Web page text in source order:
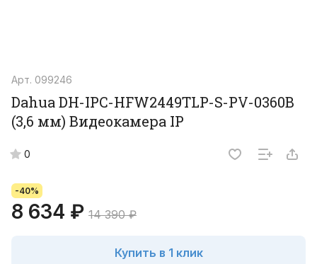
Арт. 099246
Dahua DH-IPC-HFW2449TLP-S-PV-0360B
(3,6 мм) Видеокамера IP
0
-40%
8 634 ₽ 14 390 ₽
Купить в 1 клик